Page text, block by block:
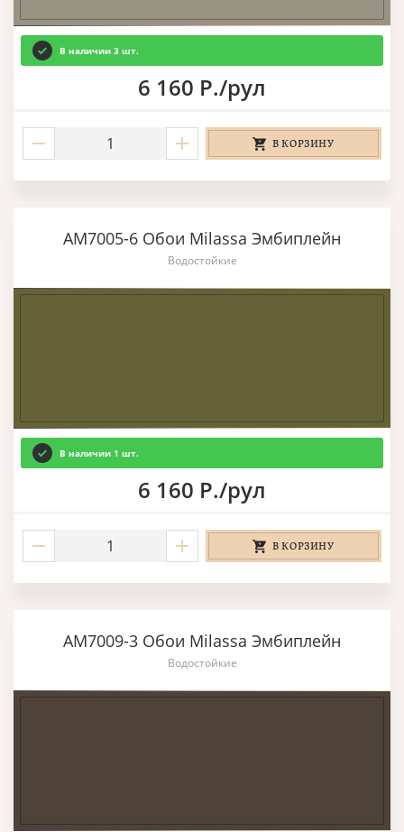
В наличии 3 шт.
6 160 Р./рул
В КОРЗИНУ
AM7005-6 Обои Milassa Эмбиплейн
Водостойкие
В наличии 1 шт.
6 160 Р./рул
В КОРЗИНУ
AM7009-3 Обои Milassa Эмбиплейн
Водостойкие